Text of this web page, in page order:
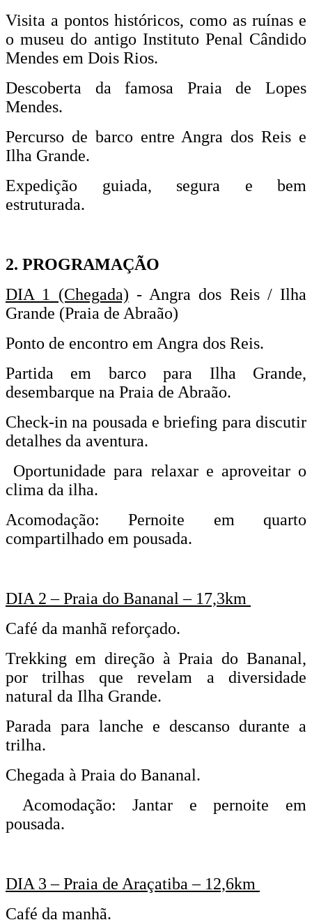
Visita a pontos históricos, como as ruínas e
o museu do antigo Instituto Penal Cândido
Mendes em Dois Rios.
Descoberta da famosa Praia de Lopes
Mendes.
Percurso de barco entre Angra dos Reis e
Ilha Grande.
Expedição guiada, segura e bem
estruturada.
2. PROGRAMAÇÃO
DIA 1 (Chegada) - Angra dos Reis / Ilha
Grande (Praia de Abraão)
Ponto de encontro em Angra dos Reis.
Partida em barco para Ilha Grande,
desembarque na Praia de Abraão.
Check-in na pousada e briefing para discutir
detalhes da aventura.
Oportunidade para relaxar e aproveitar o
clima da ilha.
Acomodação: Pernoite em quarto
compartilhado em pousada.
DIA 2 – Praia do Bananal – 17,3km
Café da manhã reforçado.
Trekking em direção à Praia do Bananal,
por trilhas que revelam a diversidade
natural da Ilha Grande.
Parada para lanche e descanso durante a
trilha.
Chegada à Praia do Bananal.
Acomodação: Jantar e pernoite em
pousada.
DIA 3 – Praia de Araçatiba – 12,6km
Café da manhã.